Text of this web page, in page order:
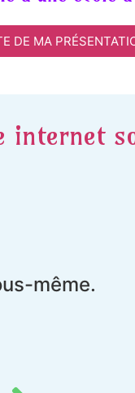
DE MA
internet
même.